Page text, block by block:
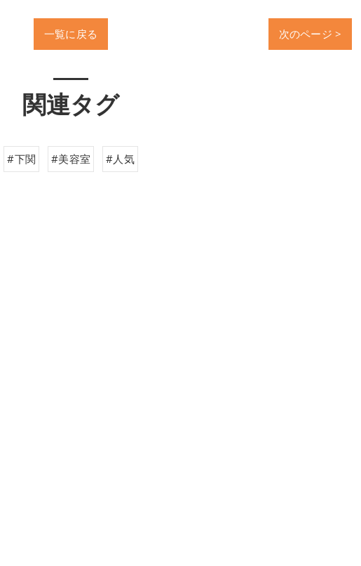
一覧に戻る 次のページ >
関連タグ
#下関 #美容室 #人気